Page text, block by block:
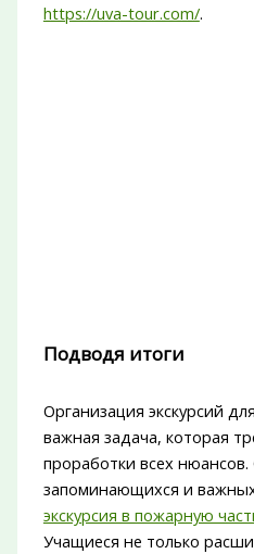
https://uva-tour.com/.
Подводя итоги
Организация экскурсий
важная задача, которая
проработки всех
запоминающихся и
экскурсия в пожарную
Учащиеся не только